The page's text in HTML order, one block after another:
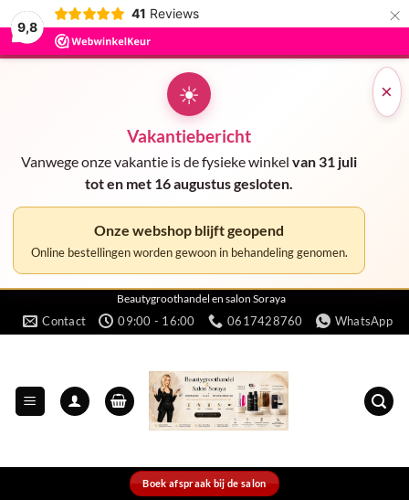
9,8
41 Reviews ×
×
☀
Vakantiebericht
Vanwege onze vakantie is de fysieke winkel van 31 juli
tot en met 16 augustus gesloten.
Onze webshop blijft geopend
Online bestellingen worden gewoon in behandeling genomen.
naar
Beautygroothandel en salon Soraya
Contact 09:00 - 16:00 0617428760 WhatsApp
Boek afspraak bij de salon